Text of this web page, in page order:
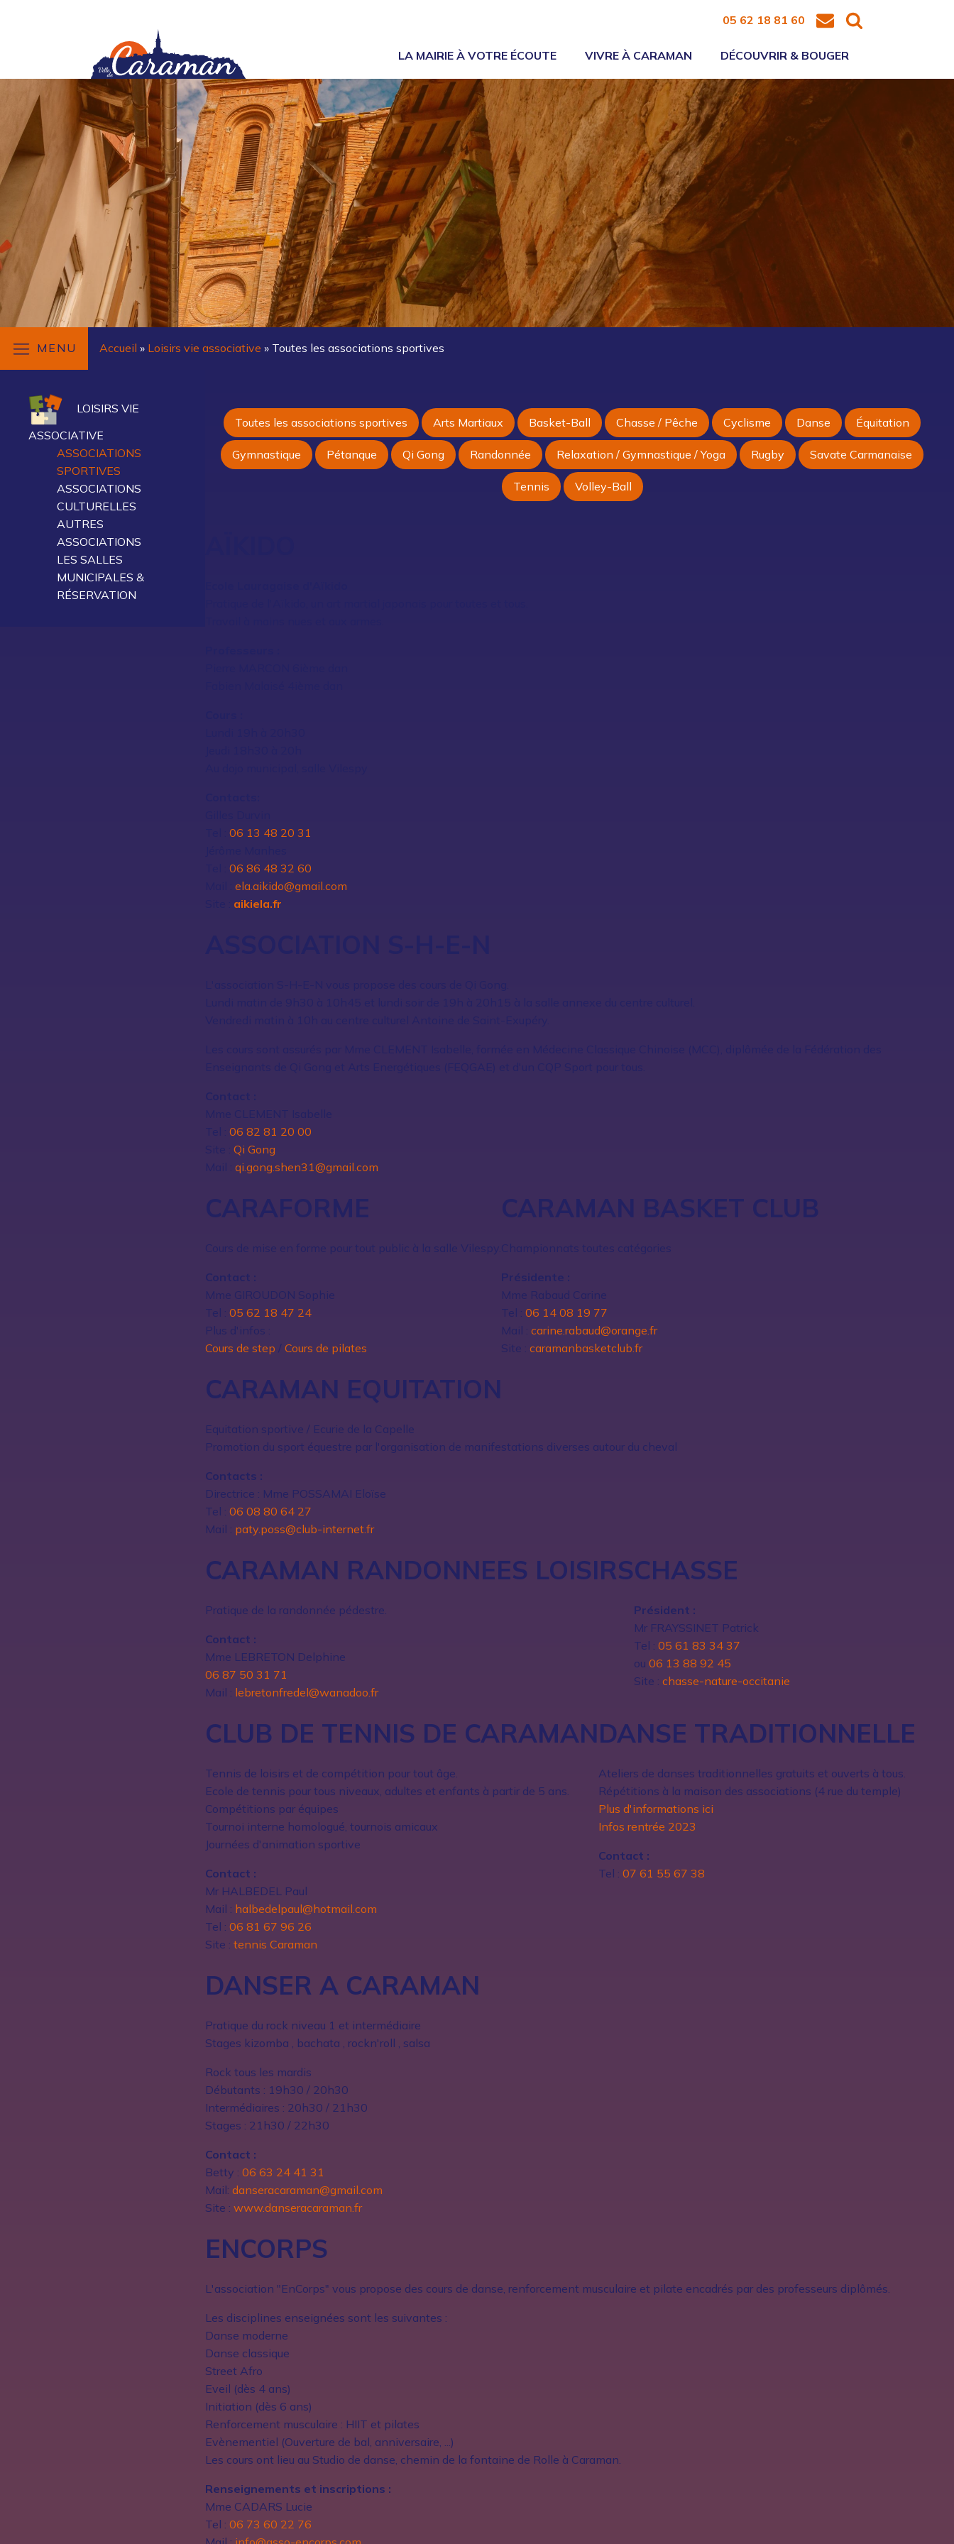
05 62 18 81 60
LA MAIRIE À VOTRE ÉCOUTE VIVRE À CARAMAN DÉCOUVRIR & BOUGER
MENU Accueil » Loisirs vie associative » Toutes les associations sportives
LOISIRS VIE
ASSOCIATIVE
ASSOCIATIONS
SPORTIVES
ASSOCIATIONS
CULTURELLES
AUTRES
ASSOCIATIONS
LES SALLES
MUNICIPALES &
RÉSERVATION
Toutes les associations sportives Arts Martiaux Basket-Ball Chasse / Pêche Cyclisme Danse Équitation
Gymnastique Pétanque Qi Gong Randonnée Relaxation / Gymnastique / Yoga Rugby Savate Carmanaise
Tennis Volley-Ball
06 13 48 20 31
06 86 48 32 60
ela.aikido@gmail.com
aikiela.fr
Contact :
Mme CLEMENT Isabelle
Tel : 06 82 81 20 00
Site : Qi Gong
Mail : qi.gong.shen31@gmail.com
CARAFORME
Cours de mise en forme pour tout public à la salle Vilespy.
Contact :
Mme GIROUDON Sophie
Tel : 05 62 18 47 24
Plus d'infos :
Cours de step / Cours de pilates
CARAMAN BASKET CLUB
Championnats toutes catégories
Présidente :
Mme Rabaud Carine
Tel : 06 14 08 19 77
Mail : carine.rabaud@orange.fr
Site : caramanbasketclub.fr
CARAMAN EQUITATION
Equitation sportive / Ecurie de la Capelle
Promotion du sport équestre par l'organisation de manifestations diverses autour du cheval
Contacts :
Directrice : Mme POSSAMAI Eloïse
Tel : 06 08 80 64 27
Mail : paty.poss@club-internet.fr
CARAMAN RANDONNEES LOISIRS
Pratique de la randonnée pédestre.
Contact :
Mme LEBRETON Delphine
06 87 50 31 71
Mail : lebretonfredel@wanadoo.fr
CHASSE
Président :
Mr FRAYSSINET Patrick
Tel : 05 61 83 34 37
ou 06 13 88 92 45
Site : chasse-nature-occitanie
CLUB DE TENNIS DE CARAMAN
Tennis de loisirs et de compétition pour tout âge.
Ecole de tennis pour tous niveaux, adultes et enfants à partir de 5 ans.
Compétitions par équipes
Tournoi interne homologué, tournois amicaux
Journées d'animation sportive
Contact :
Mr HALBEDEL Paul
Mail : halbedelpaul@hotmail.com
Tel : 06 81 67 96 26
Site : tennis Caraman
DANSE TRADITIONNELLE
Ateliers de danses traditionnelles gratuits et ouverts à tous.
Répétitions à la maison des associations (4 rue du temple)
Plus d'informations ici
Infos rentrée 2023
Contact :
Tel : 07 61 55 67 38
DANSER A CARAMAN
Pratique du rock niveau 1 et intermédiaire
Stages kizomba , bachata , rockn'roll , salsa
Rock tous les mardis
Débutants : 19h30 / 20h30
Intermédiaires : 20h30 / 21h30
Stages : 21h30 / 22h30
Contact :
Betty : 06 63 24 41 31
Mail: danseracaraman@gmail.com
Site : www.danseracaraman.fr
ENCORPS
L'association "EnCorps" vous propose des cours de danse, renforcement musculaire et pilate encadrés par des professeurs diplômés.
Les disciplines enseignées sont les suivantes :
Danse moderne
Danse classique
Street Afro
Eveil (dès 4 ans)
Initiation (dès 6 ans)
Renforcement musculaire : HIIT et pilates
Evènementiel (Ouverture de bal, anniversaire, ...)
Les cours ont lieu au Studio de danse, chemin de la fontaine de Rolle à Caraman.
Renseignements et inscriptions :
Mme CADARS Lucie
Tel : 06 73 60 22 76